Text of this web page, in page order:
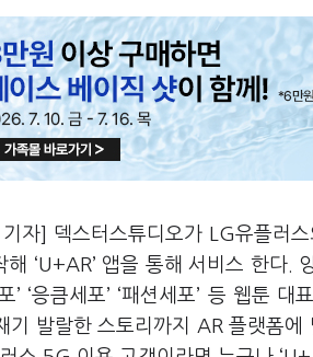
자] 덱스터스튜디오가 LG유플러
‘U+AR’ 앱을 통해 서비스 한다.
’ ‘응큼세포’ ‘패션세포’ 등 웹툰
기 발랄한 스토리까지 AR 플랫폼